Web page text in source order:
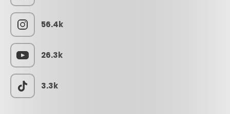
56.4k
26.3k
3.3k